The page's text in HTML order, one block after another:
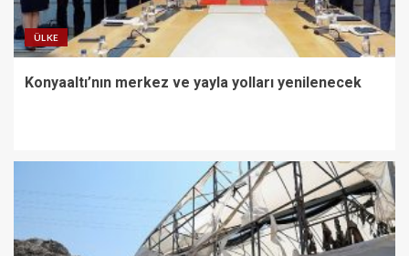
ÜLKE
Konyaaltı’nın merkez ve yayla yolları yenilenecek